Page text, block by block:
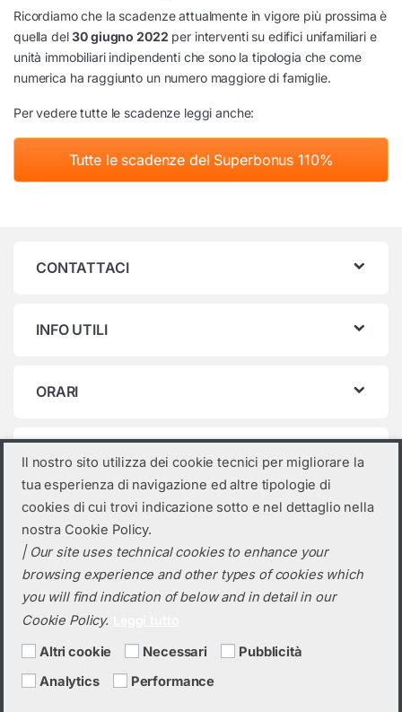
Ricordiamo che la scadenze attualmente in vigore più prossima è
quella del30 giugno 2022 per interventi su edifici unifamiliari e
unità immobiliari indipendenti che sono la tipologia che come
numerica ha raggiunto un numero maggiore di famiglie.
Per vedere tutte le scadenze leggi anche:
Tutte le scadenze del Superbonus 110%
CONTATTACI
INFO UTILI
ORARI
Categorie prodotto
Seleziona una categoria
Hai bisogno di un preventivo?
Il nostro sito utilizza dei cookie tecnici per migliorare la
tua esperienza di navigazione ed altre tipologie di
cookies di cui trovi indicazione sotto e nel dettaglio nella
nostra Cookie Policy.
| Our site uses technical cookies to enhance your
browsing experience and other types of cookies which
you will find indication of below and in detail in our
Cookie Policy.
Altri cookie Necessari
Pubblicità
Analytics
Performance